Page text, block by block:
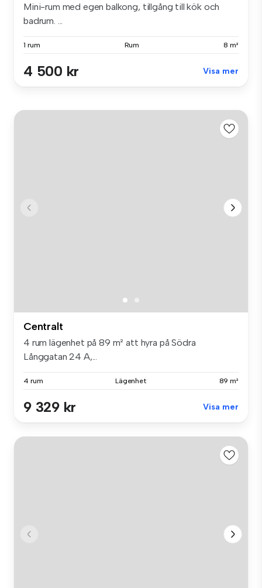
Mini-rum med egen balkong, tillgång till kök och
badrum. ...
1 rum Rum 8 m²
4 500 kr Visa mer
Centralt
4 rum lägenhet på 89 m² att hyra på Södra
Långgatan 24 A,...
4 rum Lägenhet 89 m²
9 329 kr Visa mer